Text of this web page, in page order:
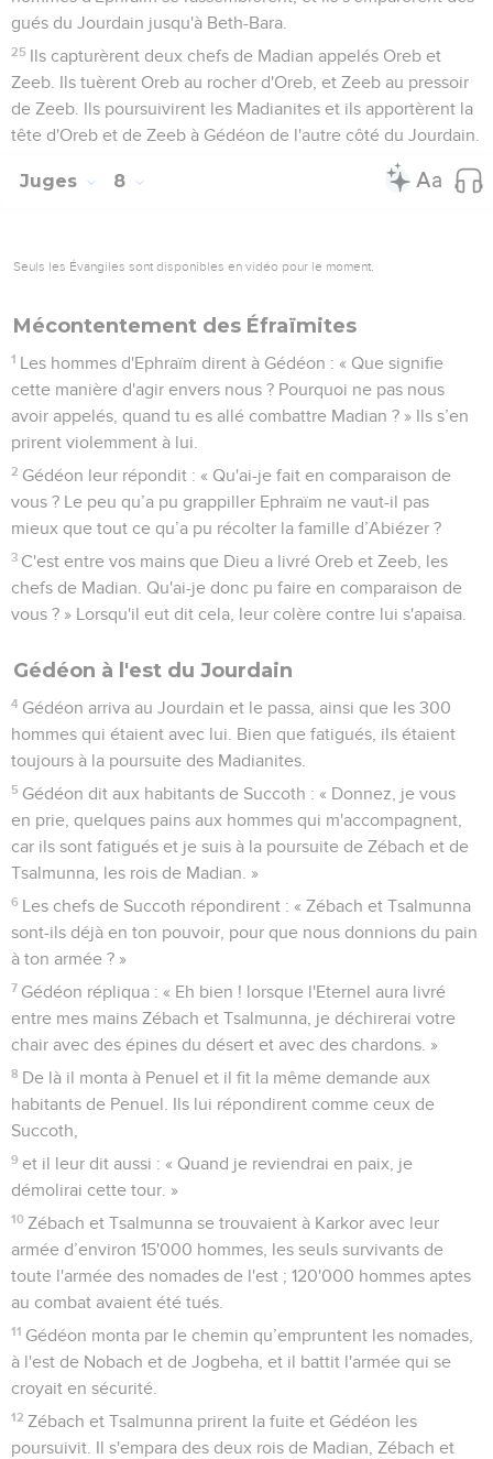
gués du Jourdain jusqu'à Beth-Bara.
25 Ils capturèrent deux chefs de Madian appelés Oreb et
Zeeb. Ils tuèrent Oreb au rocher d'Oreb, et Zeeb au pressoir
de Zeeb. Ils poursuivirent les Madianites et ils apportèrent la
tête d'Oreb et de Zeeb à Gédéon de l'autre côté du Jourdain.
Juges 8
Seuls les Évangiles sont disponibles en vidéo pour le moment.
Mécontentement des Éfraïmites
1 Les hommes d'Ephraïm dirent à Gédéon : « Que signifie
cette manière d'agir envers nous ? Pourquoi ne pas nous
avoir appelés, quand tu es allé combattre Madian ? » Ils s’en
prirent violemment à lui.
2 Gédéon leur répondit : « Qu'ai-je fait en comparaison de
vous ? Le peu qu’a pu grappiller Ephraïm ne vaut-il pas
mieux que tout ce qu’a pu récolter la famille d’Abiézer ?
3 C'est entre vos mains que Dieu a livré Oreb et Zeeb, les
chefs de Madian. Qu'ai-je donc pu faire en comparaison de
vous ? » Lorsqu'il eut dit cela, leur colère contre lui s'apaisa.
Gédéon à l'est du Jourdain
4 Gédéon arriva au Jourdain et le passa, ainsi que les 300
hommes qui étaient avec lui. Bien que fatigués, ils étaient
toujours à la poursuite des Madianites.
5 Gédéon dit aux habitants de Succoth : « Donnez, je vous
en prie, quelques pains aux hommes qui m'accompagnent,
car ils sont fatigués et je suis à la poursuite de Zébach et de
Tsalmunna, les rois de Madian. »
6 Les chefs de Succoth répondirent : « Zébach et Tsalmunna
sont-ils déjà en ton pouvoir, pour que nous donnions du pain
à ton armée ? »
7 Gédéon répliqua : « Eh bien ! lorsque l'Eternel aura livré
entre mes mains Zébach et Tsalmunna, je déchirerai votre
chair avec des épines du désert et avec des chardons. »
8 De là il monta à Penuel et il fit la même demande aux
habitants de Penuel. Ils lui répondirent comme ceux de
Succoth,
9 et il leur dit aussi : « Quand je reviendrai en paix, je
démolirai cette tour. »
10 Zébach et Tsalmunna se trouvaient à Karkor avec leur
armée d’environ 15'000 hommes, les seuls survivants de
toute l'armée des nomades de l'est ; 120'000 hommes aptes
au combat avaient été tués.
11 Gédéon monta par le chemin qu’empruntent les nomades,
à l'est de Nobach et de Jogbeha, et il battit l'armée qui se
croyait en sécurité.
12 Zébach et Tsalmunna prirent la fuite et Gédéon les
poursuivit. Il s'empara des deux rois de Madian, Zébach et